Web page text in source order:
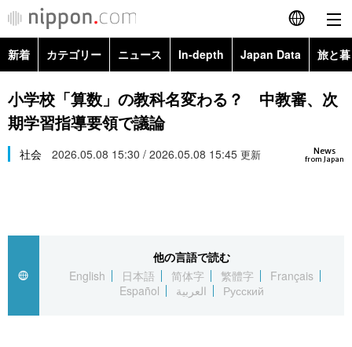
English
简体字
Русский
カテゴリー
経済・ビジネス
国際
トップ
アーカイブ
In-depth
Japan Data
新着 カテゴリー ニュース In-depth Japan Data 旅と
政治・外交
経済・ビジネス
Topics
小学校「算数」の教科名変わる？ 中教審、次
期学習指導要領で議論
News
from Japan
社会 2026.05.08 15:30 / 2026.05.08 15:45 更新
他の言語で読む
English
日本語 简体字 繁體字
Français
Español
العربية Русский